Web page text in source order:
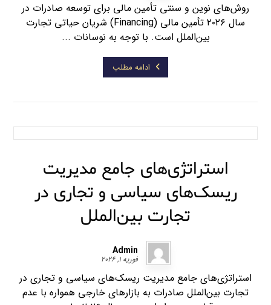
روش‌های نوین و سنتی تأمین مالی برای توسعه صادرات در
سال ۲۰۲۶ تأمین مالی (Financing) شریان حیاتی تجارت
بین‌الملل است. با توجه به نوسانات ...
ادامه مطلب
استراتژی‌های جامع مدیریت
ریسک‌های سیاسی و تجاری در
تجارت بین‌الملل
Admin
فوریه ۱, ۲۰۲۶
استراتژی‌های جامع مدیریت ریسک‌های سیاسی و تجاری در
تجارت بین‌الملل صادرات به بازارهای خارجی همواره با عدم